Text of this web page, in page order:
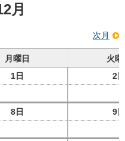
月
次月
月曜日
火曜
1日
2日
8日 9日